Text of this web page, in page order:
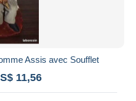
Assis avec Soufflet
11,56